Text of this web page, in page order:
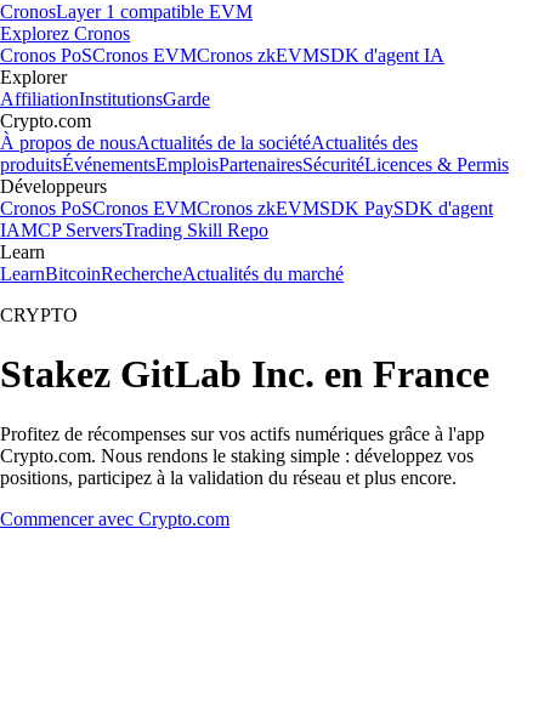
CronosLayer 1 compatible EVM
Explorez Cronos
Cronos PoSCronos EVMCronos zkEVMSDK d'agent IA
Explorer
AffiliationInstitutionsGarde
Crypto.com
À propos de nousActualités de la sociétéActualités des
produitsÉvénementsEmploisPartenairesSécuritéLicences & Permis
Développeurs
Cronos PoSCronos EVMCronos zkEVMSDK PaySDK d'agent
IAMCP ServersTrading Skill Repo
Learn
LearnBitcoinRechercheActualités du marché
CRYPTO
Stakez GitLab Inc. en France
Profitez de récompenses sur vos actifs numériques grâce à l'app
Crypto.com. Nous rendons le staking simple : développez vos
positions, participez à la validation du réseau et plus encore.
Commencer avec Crypto.com